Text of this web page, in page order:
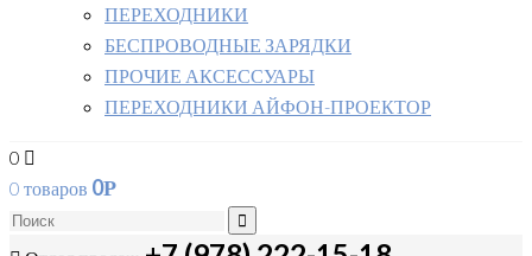
ПЕРЕХОДНИКИ
БЕСПРОВОДНЫЕ ЗАРЯДКИ
ПРОЧИЕ АКСЕССУАРЫ
ПЕРЕХОДНИКИ АЙФОН-ПРОЕКТОР
0
0 товаров 0Р